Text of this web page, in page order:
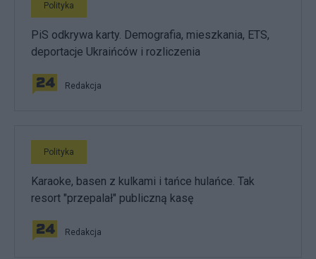
Polityka
PiS odkrywa karty. Demografia, mieszkania, ETS,
deportacje Ukraińców i rozliczenia
Redakcja
Polityka
Karaoke, basen z kulkami i tańce hulańce. Tak
resort "przepalał" publiczną kasę
Redakcja